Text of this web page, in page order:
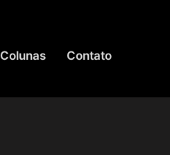
Colunas Contato